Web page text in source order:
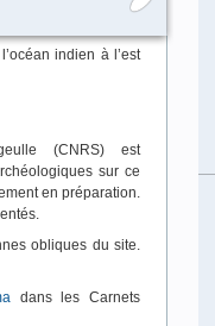
indien à l’est
(CNRS) est
sur ce
en préparation.
obliques du site.
dans les Carnets